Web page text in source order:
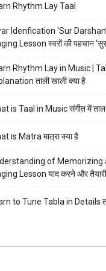
Rhythm Lay Taal
Idenfication ‘Sur
Lesson स्वरों की पहचान ‘सुर
Rhythm Lay in Music |
ताली खाली क्या है
is Taal in Music संगीत में ताल
is Matra मात्रा क्या है
of Memorizing
Lesson याद करने और
to Tune Tabla in Details